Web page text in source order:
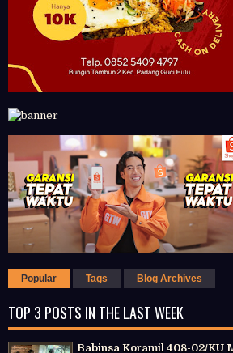
Popular Tags Blog Archives
TOP 3 POSTS IN THE LAST WEEK
Babinsa Koramil 408-02/KU